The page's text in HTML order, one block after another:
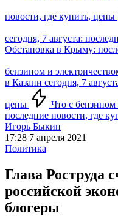
новости, где купить, цены
сегодня, 7 августа:
Обстановка в Крыму:
бензином и
в Казани сегодня, 7
цены
Что с бензином
последние новости, где
Игорь Быкин
17:28 7 апреля 2021
Политика
Глава Роструда
российской
блогеры